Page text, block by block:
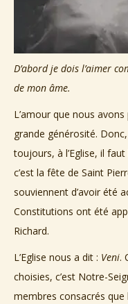
D’abord je dois l’aimer
de mon âme.
L’amour que nous
grande générosité.
toujours, à l’Eglise, il
c’est la fête de Saint
souviennent d’avoir été
Constitutions ont été
Richard.
L’Eglise nous a dit : Veni.
choisies, c’est Notre-
membres consacrés que